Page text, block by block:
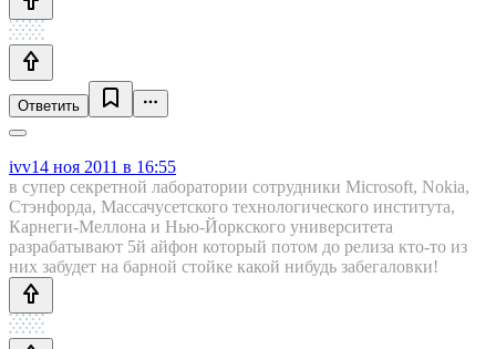
Ответить
ivv14 ноя 2011 в 16:55
в супер секретной лаборатории сотрудники Microsoft, Nokia,
Стэнфорда, Массачусетского технологического института,
Карнеги-Меллона и Нью-Йоркского университета
разрабатывают 5й айфон который потом до релиза кто-то из
них забудет на барной стойке какой нибудь забегаловки!